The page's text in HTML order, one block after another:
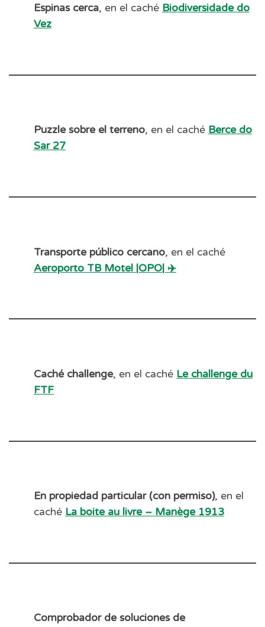
Espinas cerca, en el caché Biodiversidade do
Vez
Puzzle sobre el terreno, en el caché Berce do
Sar 27
Transporte público cercano, en el caché
Aeroporto TB Motel |OPO| ✈️
Caché challenge, en el caché Le challenge du
FTF
En propiedad particular (con permiso), en el
caché La boite au livre – Manège 1913
Comprobador de soluciones de